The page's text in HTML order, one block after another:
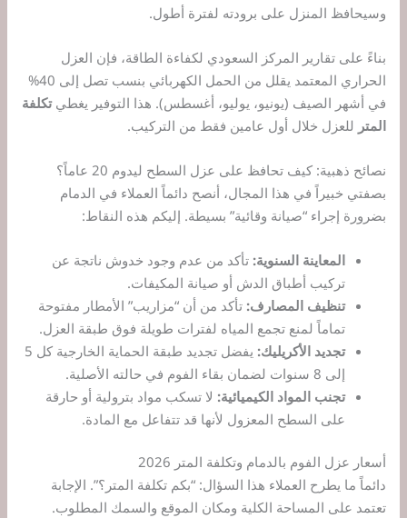
وسيحافظ المنزل على برودته لفترة أطول.
بناءً على تقارير المركز السعودي لكفاءة الطاقة، فإن العزل
الحراري المعتمد يقلل من الحمل الكهربائي بنسب تصل إلى 40%
في أشهر الصيف (يونيو، يوليو، أغسطس). هذا التوفير يغطيتكلفة
المتر للعزل خلال أول عامين فقط من التركيب.
نصائح ذهبية: كيف تحافظ على عزل السطح ليدوم 20 عاماً؟
بصفتي خبيراً في هذا المجال، أنصح دائماً العملاء في الدمام
بضرورة إجراء “صيانة وقائية” بسيطة. إليكم هذه النقاط:
المعاينة السنوية: تأكد من عدم وجود خدوش ناتجة عن
تركيب أطباق الدش أو صيانة المكيفات.
تنظيف المصارف: تأكد من أن “مزاريب” الأمطار مفتوحة
تماماً لمنع تجمع المياه لفترات طويلة فوق طبقة العزل.
تجديد الأكريليك:
يفضل تجديد طبقة الحماية الخارجية كل 5
إلى 8 سنوات لضمان بقاء الفوم في حالته الأصلية.
تجنب المواد الكيميائية: لا تسكب مواد بترولية أو حارقة
على السطح المعزول لأنها قد تتفاعل مع المادة.
أسعار عزل الفوم بالدمام وتكلفة المتر 2026
دائماً ما يطرح العملاء هذا السؤال: “بكم تكلفة المتر؟”. الإجابة
تعتمد على المساحة الكلية ومكان الموقع والسمك المطلوب.